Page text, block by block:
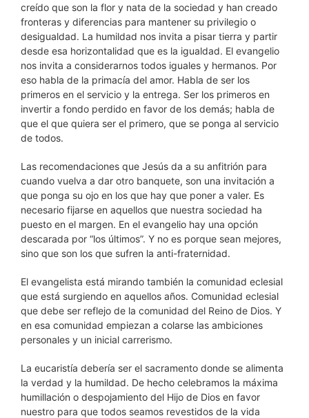
creído que son la flor y nata de la sociedad y han creado
fronteras y diferencias para mantener su privilegio o
desigualdad. La humildad nos invita a pisar tierra y partir
desde esa horizontalidad que es la igualdad. El evangelio
nos invita a considerarnos todos iguales y hermanos. Por
eso habla de la primacía del amor. Habla de ser los
primeros en el servicio y la entrega. Ser los primeros en
invertir a fondo perdido en favor de los demás; habla de
que el que quiera ser el primero, que se ponga al servicio
de todos.
Las recomendaciones que Jesús da a su anfitrión para
cuando vuelva a dar otro banquete, son una invitación a
que ponga su ojo en los que hay que poner a valer. Es
necesario fijarse en aquellos que nuestra sociedad ha
puesto en el margen. En el evangelio hay una opción
descarada por “los últimos”. Y no es porque sean mejores,
sino que son los que sufren la anti-fraternidad.
El evangelista está mirando también la comunidad eclesial
que está surgiendo en aquellos años. Comunidad eclesial
que debe ser reflejo de la comunidad del Reino de Dios. Y
en esa comunidad empiezan a colarse las ambiciones
personales y un inicial carrerismo.
La eucaristía debería ser el sacramento donde se alimenta
la verdad y la humildad. De hecho celebramos la máxima
humillación o despojamiento del Hijo de Dios en favor
nuestro para que todos seamos revestidos de la vida